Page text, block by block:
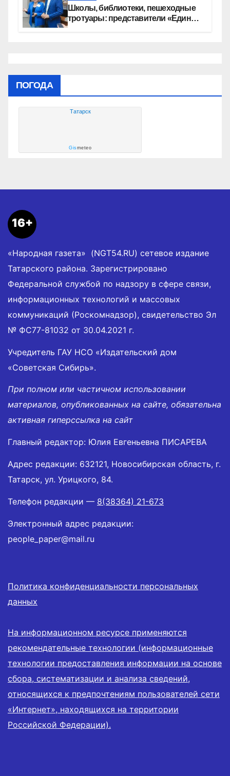
Школы, библиотеки, пешеходные
тротуары: представители «Единой
ПОГОДА
Татарск
Gismeteo
16+
«Народная газета» (NGT54.RU) сетевое издание
Татарского района. Зарегистрировано
Федеральной службой по надзору в сфере связи,
информационных технологий и массовых
коммуникаций (Роскомнадзор), свидетельство Эл
№ ФС77-81032 от 30.04.2021 г.
Учредитель ГАУ НСО «Издательский дом
«Советская Сибирь».
При полном или частичном использовании
материалов, опубликованных на сайте, обязательна
активная гиперссылка на сайт
Главный редактор: Юлия Евгеньевна ПИСАРЕВА
Адрес редакции: 632121, Новосибирская область, г.
Татарск, ул. Урицкого, 84.
Телефон редакции — 8(38364) 21-673
Электронный адрес редакции:
people_paper@mail.ru
Политика конфиденциальности персональных
данных
На информационном ресурсе применяются
рекомендательные технологии (информационные
технологии предоставления информации на основе
сбора, систематизации и анализа сведений,
относящихся к предпочтениям пользователей сети
«Интернет», находящихся на территории
Российской Федерации).